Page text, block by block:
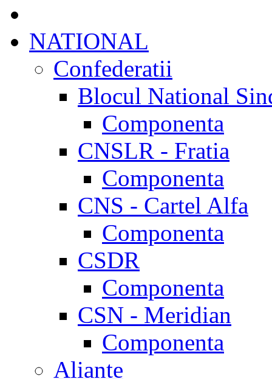
NATIONAL
Confederatii
Blocul National
Componenta
CNSLR - Fratia
Componenta
CNS - Cartel Alfa
Componenta
CSDR
Componenta
CSN - Meridian
Componenta
Aliante